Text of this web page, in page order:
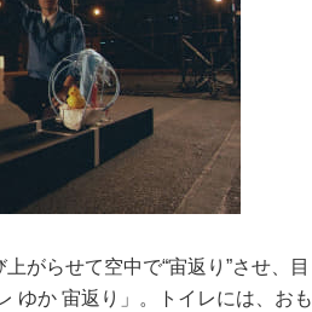
がらせて空中で“宙返り”させ、目
ゆか 宙返り」。トイレには、おも